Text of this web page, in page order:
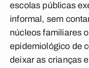
escolas públicas
informal, sem
núcleos familiares
epidemiológico de
deixar as crianças